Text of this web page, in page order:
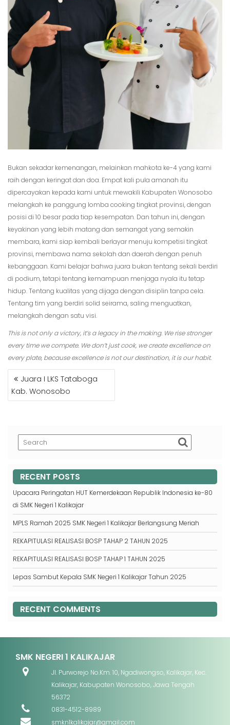
Bukan sekadar kemenangan, melainkan mahkota ke-4 yang kami
raih dengan keringat dan doa. Empat kali pula amanah itu
dipercayakan kepada kami untuk mewakili Kabupaten Wonosobo
melangkah ke panggung lomba cooking tingkat provinsi, dengan
posisi di 10 besar pada tiap kesempatan. Dan tahun ini, dengan
keyakinan yang lebih matang dan semangat yang semakin
membara, kami siap kembali berlayar menuju kompetisi tingkat
provinsi, membawa nama sekolah dan daerah dengan penuh
kebanggaan. Kami belajar bahwa juara bukan tentang sekali berdiri
di podium, tetapi tentang kemampuan menjaga nyala itu tetap
hidup. Tentang kualitas yang dijaga dengan disiplin tanpa cela.
Tentang tim yang berdiri solid seirama, saling menguatkan,
melangkah dengan satu visi.
This is not only a victory, it’s a legacy in the making. We rise stronger
every time we compete. We don’t just cook, we create excellence on
every plate, because excellence is not our destination, it is our habit.
POST
NAVIGATION
Juara I LKS Tataboga
Kab. Wonosobo
RECENT POSTS
Upacara Peringatan HUT Kemerdekaan Republik Indonesia ke-80
di SMK Negeri 1 Kalikajar
MPLS Ramah 2025 SMK Negeri 1 Kalikajar Berlangsung Meriah
REKAPITULASI REALISASI BOSP TAHAP 2 TAHUN 2025
REKAPITULASI REALISASI BOSP TAHAP 1 TAHUN 2025
Lepas Sambut Kepala SMK Negeri 1 Kalikajar Tahun 2025
RECENT COMMENTS
SMK NEGERI 1 KALIKAJAR
Jl. Purworejo No.Km. 10, Ngadiwongso, Kalikajar, Kec.
Kalikajar, Kabupaten Wonosobo, Jawa Tengah
56372
0831-4512-8989
smkn1kalikajar@gmail.com